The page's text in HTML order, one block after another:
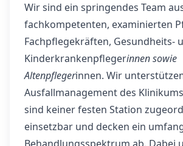
Wir sind ein springendes Team
fachkompetenten, examinierten
Fachpflegekräften, Gesundheits-
Kinderkrankenpflegerinnen sowie
Altenpflegerinnen. Wir
Ausfallmanagement des
sind keiner festen Station
einsetzbar und decken ein